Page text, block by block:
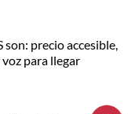
son: precio accesible,
para llegar